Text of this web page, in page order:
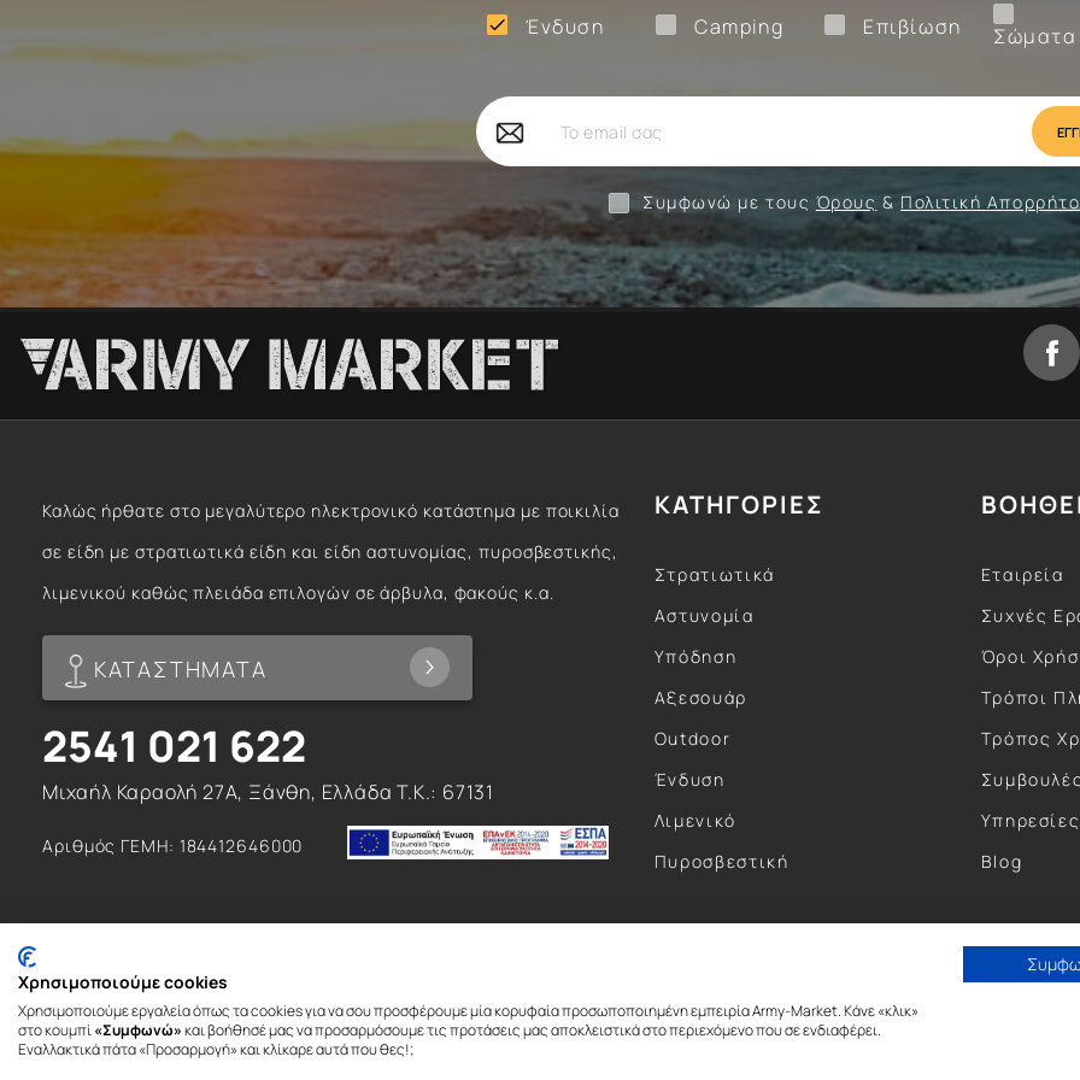
Επιβίωση
Επιβίωση
Camping
Camping
Ένδυση
 Ένδυση
ΣώματαΕπιβίωση
Το
email
σας
Συμφωνώ με τους Όρους & Πολιτική
Καλώς ήρθατε στο μεγαλύτερο ηλεκτρονικό κατάστημα με ποικιλία
σε είδη με στρατιωτικά είδη και είδη αστυνομίας, πυροσβεστικής,
λιμενικού καθώς πλειάδα επιλογών σε άρβυλα, φακούς κ.α.
ΚΑΤΑΣΤΗΜΑΤΑ
2541 021 622
Μιχαήλ Καραολή 27Α, Ξάνθη, Ελλάδα T.K.: 67131
Αριθμός ΓΕΜΗ: 184412646000
ΚΑΤΗΓΟΡΙΕΣ
Στρατιωτικά
Αστυνομία
Υπόδηση
Αξεσουάρ
Outdoor
Ένδυση
Λιμενικό
Πυροσβεστική
Εταιρεία
Συχνές
Όροι
Τρόποι
Τρόπος
Συμβουλές
Υπηρεσίες
Blog
© 2026. All rights reserved
Χρησιμοποιούμε cookies
Χρησιμοποιούμε εργαλεία όπως τα cookies για να σου προσφέρουμε μία κορυφαία προσωποποιημένη εμπειρία Army-Market. Κάνε «κλικ»
στο κουμπί«Συμφωνώ»και βοήθησέ μας να προσαρμόσουμε τις προτάσεις μας αποκλειστικά στο περιεχόμενο που σε ενδιαφέρει.
Εναλλακτικά πάτα «Προσαρμογή» και κλίκαρε αυτά που θες!;